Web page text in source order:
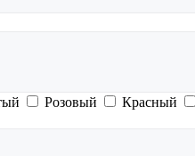
Розовый Красный